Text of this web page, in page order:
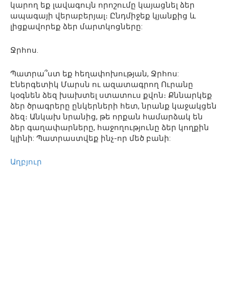
կարող եք լավագույն որոշումը կայացնել ձեր
ապագայի վերաբերյալ։ Ընդմիջեք կյանքից և
լիցքավորեք ձեր մարտկոցները:
Ջրհոս.
Պատրա՞ստ եք հեղափոխության, Ջրհոս:
Էներգետիկ Մարսն ու ազատագրող Ուրանը
կօգնեն ձեզ խախտել ստատուս քվոն։ Քննարկեք
ձեր ծրագրերը ընկերների հետ, նրանք կաջակցեն
ձեզ։ Անկախ նրանից, թե որքան համարձակ են
ձեր գաղափարները, հաջողությունը ձեր կողքին
կլինի: Պատրաստվեք ինչ-որ մեծ բանի:
Աղբյուր